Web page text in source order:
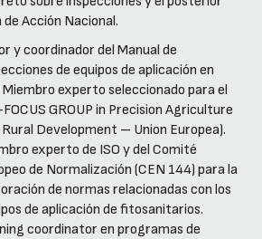
de Acción Nacional.
y coordinador del Manual de
de equipos de aplicación en
Miembro experto seleccionado para el
GROUP in Precision Agriculture
Rural Development – Union Europea).
experto de ISO y del Comité
de Normalización (CEN 144) para la
de normas relacionadas con los
de aplicación de fitosanitarios.
coordinator en programas de